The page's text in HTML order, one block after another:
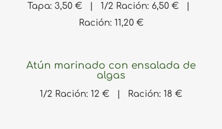
Tapa: 3,50 € | 1/2 Ración: 6,50 € |
Ración: 11,20 €
Atún marinado con ensalada de
algas
1/2 Ración: 12 € | Ración: 18 €